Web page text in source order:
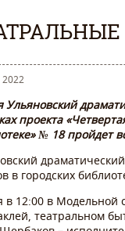
Ульяновский
проекта
№ 18 пройдет
в городских
в 12:00 в Модельной
театральном